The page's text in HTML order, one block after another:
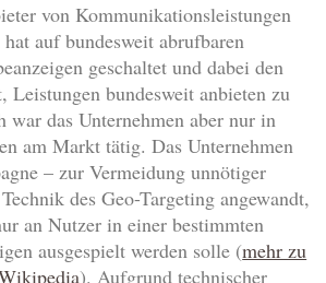
von Kommunikationsleistungen
auf bundesweit abrufbaren
geschaltet und dabei den
bundesweit anbieten zu
war das Unternehmen aber nur in
am Markt tätig. Das Unternehmen
– zur Vermeidung unnötiger
des Geo-Targeting angewandt,
an Nutzer in einer bestimmten
ausgespielt werden solle (mehr zu
). Aufgrund technischer